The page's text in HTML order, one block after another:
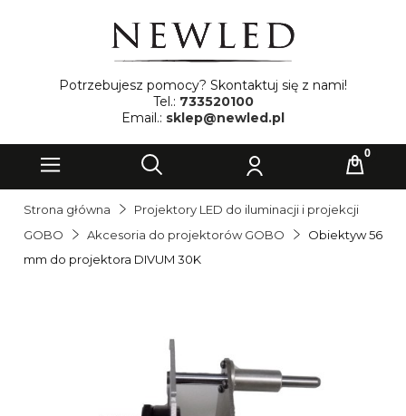
Potrzebujesz pomocy? Skontaktuj się z nami!
Tel.: 733520100
Email.: sklep@newled.pl
Strona główna
Projektory LED do iluminacji i projekcji
GOBO
Akcesoria do projektorów GOBO
Obiektyw 56
mm do projektora DIVUM 30K